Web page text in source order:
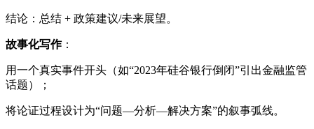
结论：总结 + 政策建议/未来展望。
故事化写作：
用一个真实事件开头（如“2023年硅谷银行倒闭”引出金融监管
话题）；
将论证过程设计为“问题—分析—解决方案”的叙事弧线。